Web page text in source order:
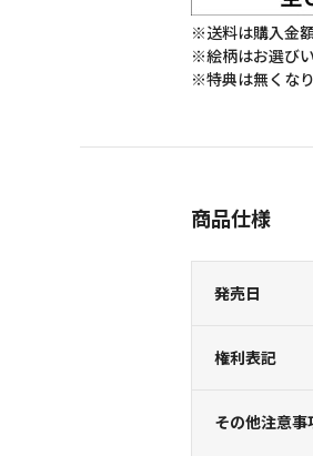
※送料は購入金
※絵柄はお選び
※特典は無くな
商品仕様
発売日
権利表記
その他注意事